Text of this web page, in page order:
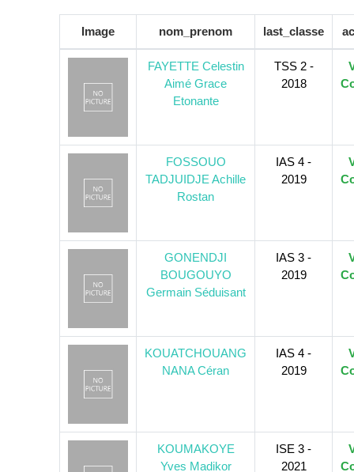
Image nom_prenom last_classe
FAYETTE Celestin
Aimé Grace
Etonante
TSS 2 -
2018
FOSSOUO
TADJUIDJE Achille
Rostan
IAS 4 -
2019
GONENDJI
BOUGOUYO
Germain Séduisant
IAS 3 -
2019
KOUATCHOUANG
NANA Céran
IAS 4 -
2019
KOUMAKOYE
Yves Madikor
ISE 3 -
2021